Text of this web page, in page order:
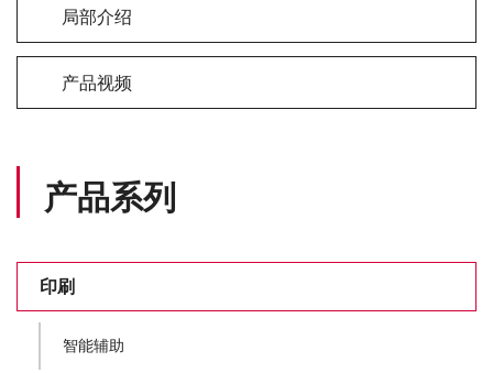
局部介绍
产品视频
产品系列
印刷
智能辅助